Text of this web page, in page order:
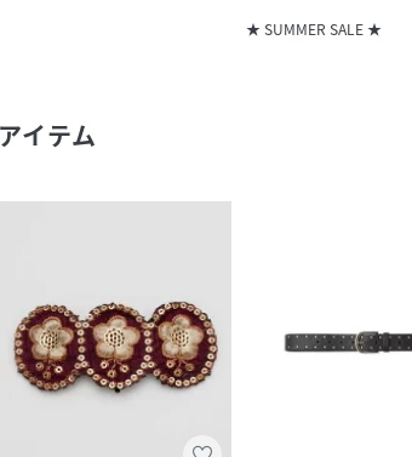
★ SUMMER SALE ★
イテム